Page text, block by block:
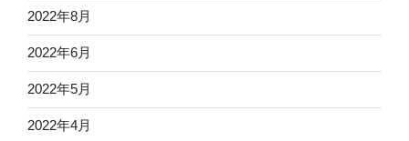
2022年8月
2022年6月
2022年5月
2022年4月